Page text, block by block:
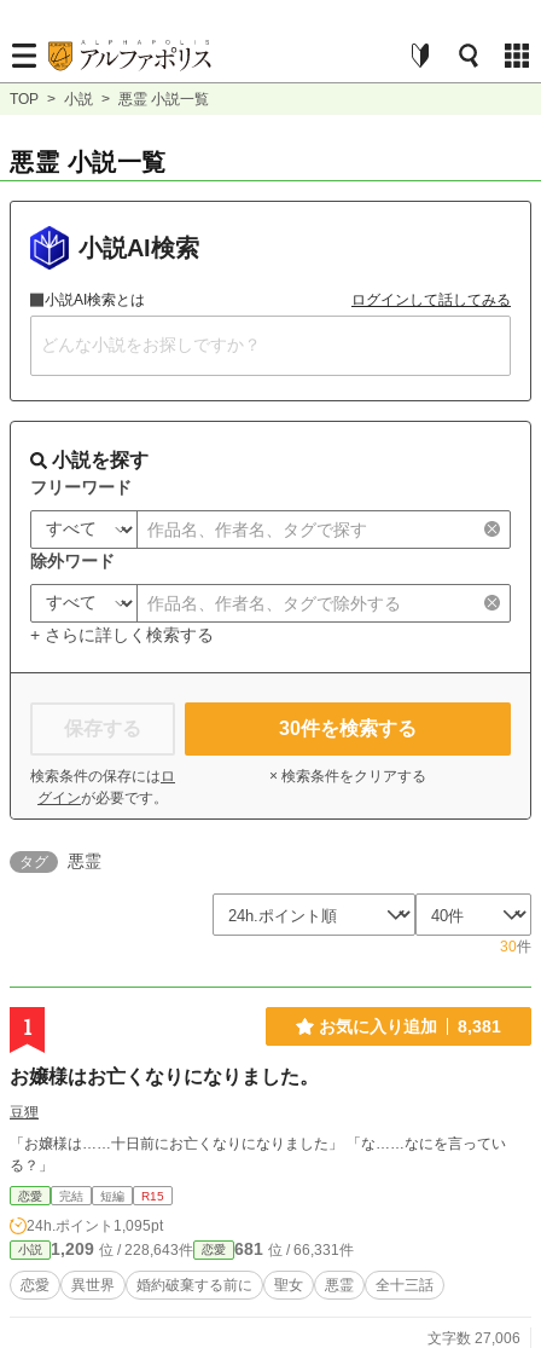
TOP > 小説 > 悪霊 小説一覧
悪霊 小説一覧
小説AI検索
小説AI検索とは ログインして話してみる
小説を探す
フリーワード
除外ワード
+ さらに詳しく検索する
保存する
検索条件の保存には ロ
グインが必要です。
30件を検索する
× 検索条件をクリアする
タグ 悪霊
30件
1 お気に入り追加 8,381
お嬢様はお亡くなりになりました。
豆狸
「お嬢様は……十日前にお亡くなりになりました」 「な……なにを言ってい
る？」
恋愛 完結 短編 R15
24h.ポイント 1,095pt
小説 1,209 位 / 228,643件 恋愛 681 位 / 66,331件
恋愛 異世界 婚約破棄する前に 聖女 悪霊 全十三話
文字数 27,006